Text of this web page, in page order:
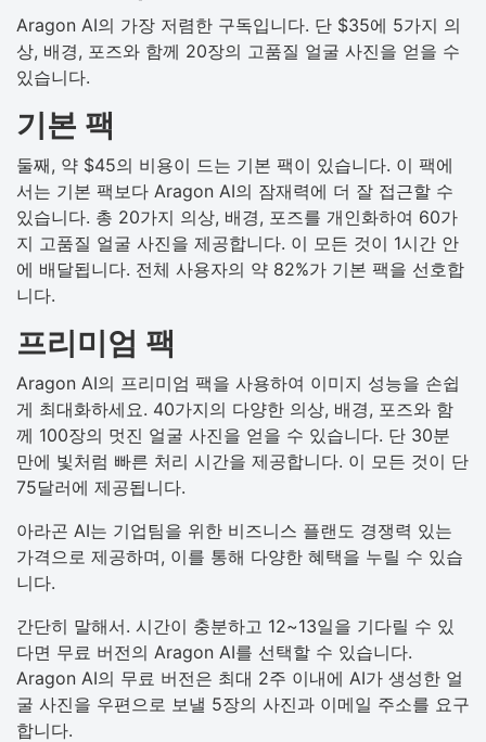
Aragon AI의 가장 저렴한 구독입니다. 단 $35에 5가지 의
상, 배경, 포즈와 함께 20장의 고품질 얼굴 사진을 얻을 수
있습니다.
기본 팩
둘째, 약 $45의 비용이 드는 기본 팩이 있습니다. 이 팩에
서는 기본 팩보다 Aragon AI의 잠재력에 더 잘 접근할 수
있습니다. 총 20가지 의상, 배경, 포즈를 개인화하여 60가
지 고품질 얼굴 사진을 제공합니다. 이 모든 것이 1시간 안
에 배달됩니다. 전체 사용자의 약 82%가 기본 팩을 선호합
니다.
프리미엄 팩
Aragon AI의 프리미엄 팩을 사용하여 이미지 성능을 손쉽
게 최대화하세요. 40가지의 다양한 의상, 배경, 포즈와 함
께 100장의 멋진 얼굴 사진을 얻을 수 있습니다. 단 30분
만에 빛처럼 빠른 처리 시간을 제공합니다. 이 모든 것이 단
75달러에 제공됩니다.
아라곤 AI는 기업팀을 위한 비즈니스 플랜도 경쟁력 있는
가격으로 제공하며, 이를 통해 다양한 혜택을 누릴 수 있습
니다.
간단히 말해서. 시간이 충분하고 12~13일을 기다릴 수 있
다면 무료 버전의 Aragon AI를 선택할 수 있습니다.
Aragon AI의 무료 버전은 최대 2주 이내에 AI가 생성한 얼
굴 사진을 우편으로 보낼 5장의 사진과 이메일 주소를 요구
합니다.